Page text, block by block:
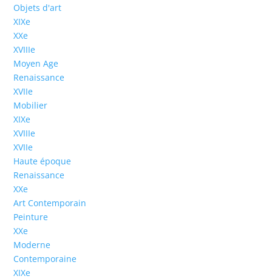
Objets d'art
XIXe
XXe
XVIIIe
Moyen Age
Renaissance
XVIIe
Mobilier
XIXe
XVIIIe
XVIIe
Haute époque
Renaissance
XXe
Art Contemporain
Peinture
XXe
Moderne
Contemporaine
XIXe